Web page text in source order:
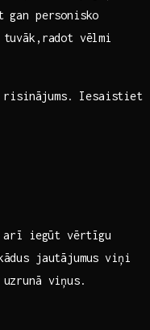
personisko
vēlmi
⁣risinājums. Iesaistiet
arī iegūt vērtīgu
jautājumus viņi‌
viņus.